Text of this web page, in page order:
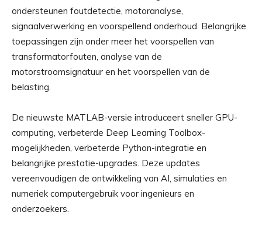
ondersteunen foutdetectie, motoranalyse,
signaalverwerking en voorspellend onderhoud. Belangrijke
toepassingen zijn onder meer het voorspellen van
transformatorfouten, analyse van de
motorstroomsignatuur en het voorspellen van de
belasting.
De nieuwste MATLAB-versie introduceert sneller GPU-
computing, verbeterde Deep Learning Toolbox-
mogelijkheden, verbeterde Python-integratie en
belangrijke prestatie-upgrades. Deze updates
vereenvoudigen de ontwikkeling van AI, simulaties en
numeriek computergebruik voor ingenieurs en
onderzoekers.